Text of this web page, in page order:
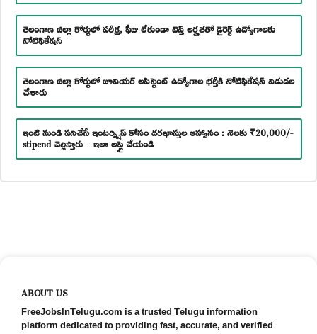
తెలంగాణ జిల్లా కోర్టులో పరీక్ష, ఫీజు లేకుండా టెన్త్ అర్హతతో డైరెక్ట్ ఉద్యోగాలకు
నోటిఫికేషన్
తెలంగాణ జిల్లా కోర్టులో జూనియర్ అసిస్టెంట్ ఉద్యోగాల భర్తీకి నోటిఫికేషన్ విడుదల
చేశారు
ఇంటి నుండి పనిచేసే ఇంటర్న్షిప్ కోసం దరఖాస్తుల ఆహ్వానం : నెలకు ₹20,000/-
stipend చెల్లిస్తారు – ఇలా అప్లై చేయండి
ABOUT US
FreeJobsInTelugu.com is a trusted Telugu information
platform dedicated to providing fast, accurate, and verified